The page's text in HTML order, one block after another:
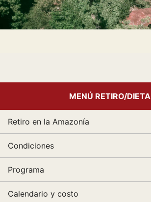
MENÚ RETIRO/DIETA
Retiro en la Amazonía
Condiciones
Programa
Calendario y costo